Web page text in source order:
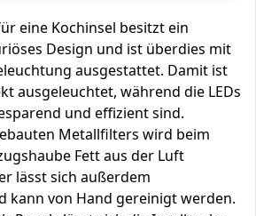
eine Kochinsel besitzt ein
Design und ist überdies mit
ausgestattet. Damit ist
ausgeleuchtet, während die LEDs
und effizient sind.
Metallfilters wird beim
Fett aus der Luft
lässt sich außerdem
kann von Hand gereinigt werden.